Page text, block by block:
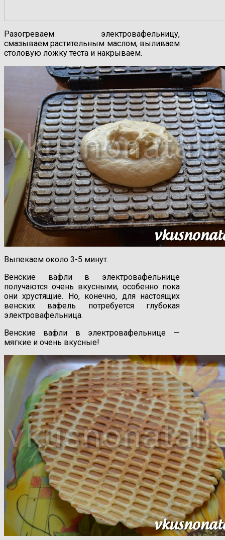
Разогреваем электровафельницу,
смазываем растительным маслом, выливаем
столовую ложку теста и накрываем.
Выпекаем около 3-5 минут.
Венские вафли в электровафельнице
получаются очень вкусными, особенно пока
они хрустящие. Но, конечно, для настоящих
венских вафель потребуется глубокая
электровафельница.
Венские вафли в электровафельнице —
мягкие и очень вкусные!